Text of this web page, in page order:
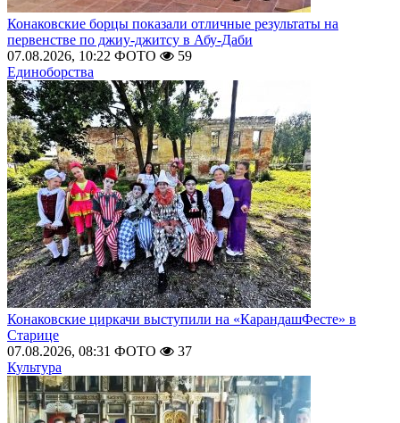
Конаковские борцы показали отличные результаты на
первенстве по джиу-джитсу в Абу-Даби
07.08.2026, 10:22 ФОТО
59
Единоборства
Конаковские циркачи выступили на «КарандашФесте» в
Старице
07.08.2026, 08:31 ФОТО
37
Культура